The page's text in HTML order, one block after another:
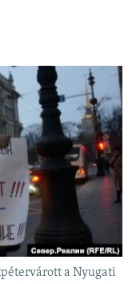
a Nyugati